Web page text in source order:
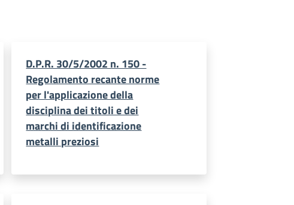
D.P.R. 30/5/2002 n. 150 -
Regolamento recante norme
per l'applicazione della
disciplina dei titoli e dei
marchi di identificazione
metalli preziosi